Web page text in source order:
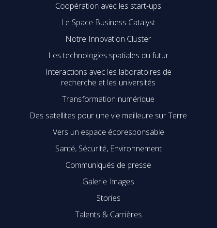
Coopération avec les start-ups
Le Space Business Catalyst
Notre Innovation Cluster
Les technologies spatiales du futur
Interactions avec les laboratoires de
recherche et les universités
Transformation numérique
Des satellites pour une vie meilleure sur Terre
Vers un espace écoresponsable
Santé, Sécurité, Environnement
Communiqués de presse
Galerie Images
Stories
Talents & Carrières